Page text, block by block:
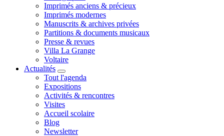
Imprimés anciens & précieux
Imprimés modernes
Manuscrits & archives privées
Partitions & documents musicaux
Presse & revues
Villa La Grange
Voltaire
Actualités
Tout l'agenda
Expositions
Activités & rencontres
Visites
Accueil scolaire
Blog
Newsletter